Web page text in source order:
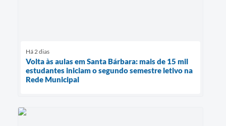
Há 2 dias
Volta às aulas em Santa Bárbara: mais de 15 mil
estudantes iniciam o segundo semestre letivo na
Rede Municipal